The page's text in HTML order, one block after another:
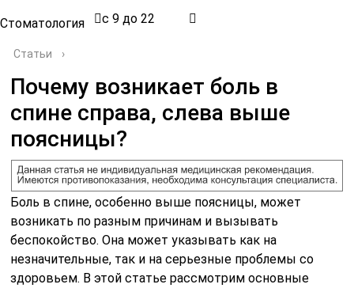
Стоматология с 9 до 22
Статьи ›
Почему возникает боль в
спине справа, слева выше
поясницы?
Боль в спине, особенно выше поясницы, может
возникать по разным причинам и вызывать
беспокойство. Она может указывать как на
незначительные, так и на серьезные проблемы со
здоровьем. В этой статье рассмотрим основные